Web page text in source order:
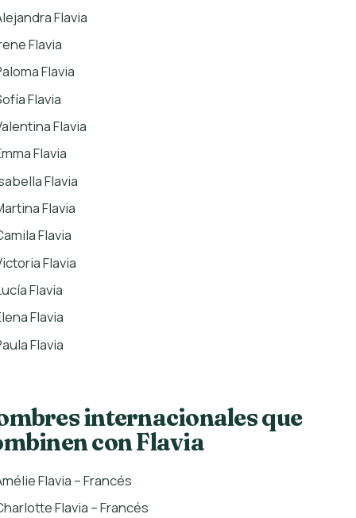
Flavia
Flavia
Flavia
Flavia
Flavia
Flavia
Flavia
Flavia
Flavia
Flavia
Flavia
Flavia
Flavia
internacionales que
con Flavia
Flavia – Francés
Flavia – Francés